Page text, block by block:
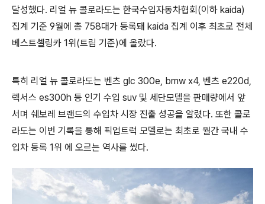
달성했다. 리얼 뉴 콜로라도는 한국수입자동차협회(이하 kaida)
집계 기준 9월에 총 758대가 등록돼 kaida 집계 이후 최초로 전체
베스트셀링카 1위(트림 기준)에 올랐다.
특히 리얼 뉴 콜로라도는 벤츠 glc 300e, bmw x4, 벤츠 e220d,
렉서스 es300h 등 인기 수입 suv 및 세단모델을 판매량에서 앞
서며 쉐보레 브랜드의 수입차 시장 진출 성공을 알렸다. 또한 콜로
라도는 이번 기록을 통해 픽업트럭 모델로는 최초로 월간 국내 수
입차 등록 1위 에 오르는 역사를 썼다.